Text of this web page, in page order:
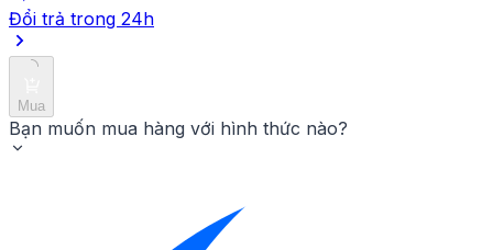
Đổi trả trong 24h
Mua
Bạn muốn mua hàng với hình thức nào?